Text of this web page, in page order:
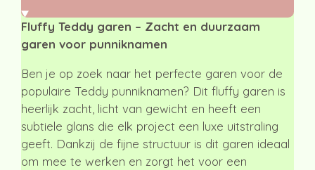
Fluffy Teddy garen – Zacht en duurzaam
garen voor punniknamen
Ben je op zoek naar het perfecte garen voor de
populaire Teddy punniknamen? Dit fluffy garen is
heerlijk zacht, licht van gewicht en heeft een
subtiele glans die elk project een luxe uitstraling
geeft. Dankzij de fijne structuur is dit garen ideaal
om mee te werken en zorgt het voor een